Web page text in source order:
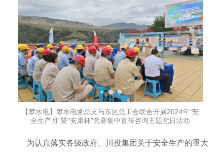
【攀水电】攀水电党总支与东区总工会联合开展2024年“安
全生产月”暨“安康杯”竞赛集中宣传咨询主题党日活动
为认真落实各级政府、川投集团关于安全生产的重大